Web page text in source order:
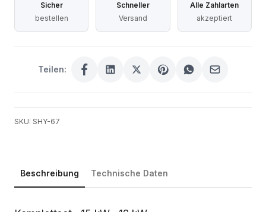
Sicher
bestellen
Schneller
Versand
Alle Zahlarten
akzeptiert
Teilen:
SKU: SHY-67
Beschreibung Technische Daten
Beschreibung